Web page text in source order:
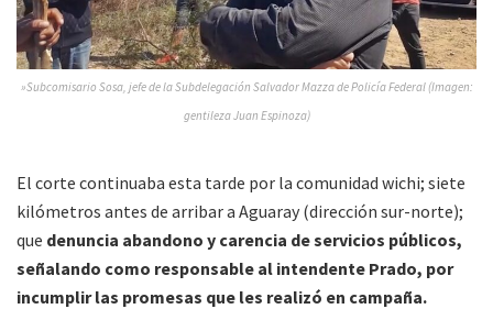
»Subcomisario Sosa, jefe de la Subdelegación Salvador Mazza de Policía Federal (Imagen:
gentileza Juan Espinoza)
El corte continuaba esta tarde por la comunidad wichi; siete
kilómetros antes de arribar a Aguaray (dirección sur-norte);
que denuncia abandono y carencia de servicios públicos,
señalando como responsable al intendente Prado, por
incumplir las promesas que les realizó en campaña.